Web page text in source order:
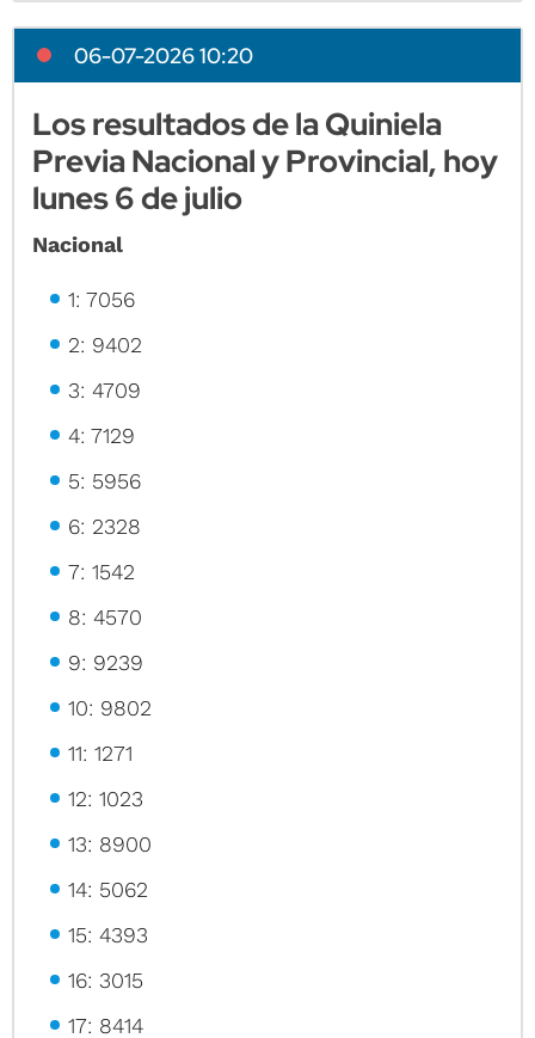
06-07-2026 10:20
Los resultados de la Quiniela
Previa Nacional y Provincial, hoy
lunes 6 de julio
Nacional
1: 7056
2: 9402
3: 4709
4: 7129
5: 5956
6: 2328
7: 1542
8: 4570
9: 9239
10: 9802
11: 1271
12: 1023
13: 8900
14: 5062
15: 4393
16: 3015
17: 8414